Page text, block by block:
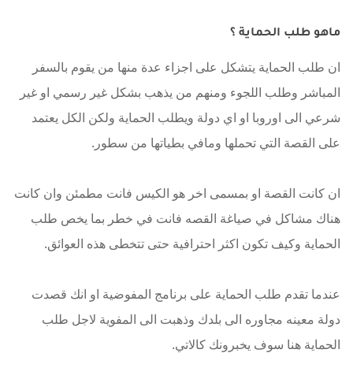
ماهو طلب الحماية ؟
ان طلب الحماية يتشكل على اجزاء عدة منها من يقوم بالسفر
المباشر وطلب اللجوء ومنهم من يذهب بشكل غير رسمي او غير
شرعي الى اوروبا او اي دولة ويطلب الحماية ولكن الكل يعتمد
على القصة التي تحملها ومافي بطياتها من سطور.
ان كانت القصة او بمسمى اخر هو الكيس فانت مطمئن وان كانت
هناك مشاكل في صياغة القصه فانت في خطر بما يخص طلب
الحماية وكيف تكون اكثر احترافية حتى تتخطى هذه العوائق.
عندما تقدم طلب الحماية على برنامج المفوضية او انك قصدت
دولة معينه مجاوره الى بلدك وذهبت الى المفوية لاجل طلب
الحماية هنا سوف يخبرونك كالاتي.